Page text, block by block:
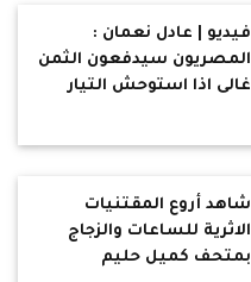
فيديو | عادل نعمان :
المصريون سيدفعون الثمن
غالى اذا استوحش التيار
شاهد أروع المقتنيات
الاثرية للساعات والزجاج
بمتحف كميل حليم